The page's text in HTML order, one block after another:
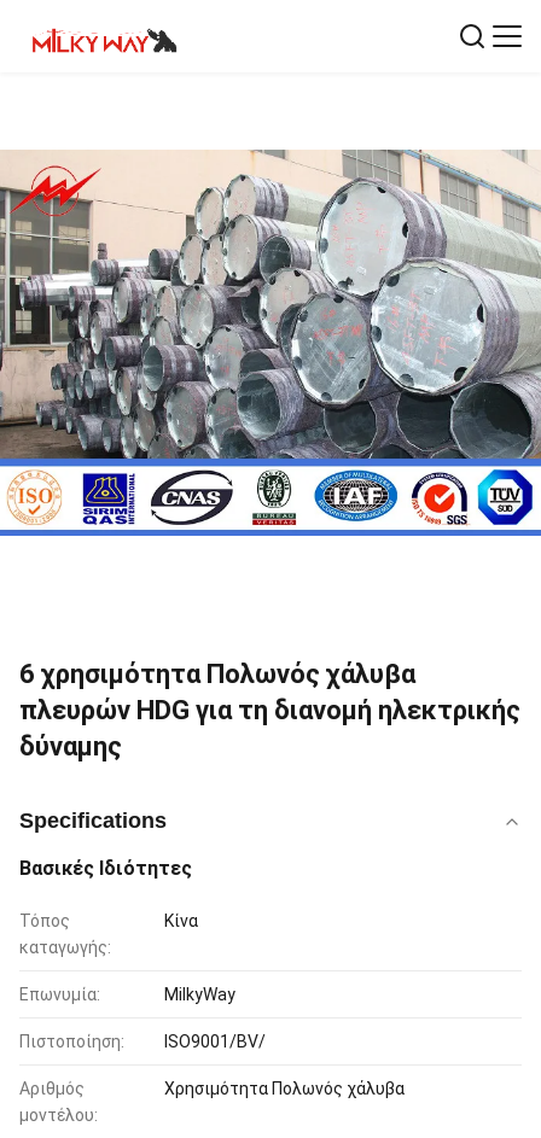
6 χρησιμότητα Πολωνός χάλυβα
πλευρών HDG για τη διανομή ηλεκτρικής
δύναμης
Specifications
Βασικές Ιδιότητες
Τόπος
καταγωγής:
Κίνα
Επωνυμία: MilkyWay
Πιστοποίηση: ISO9001/BV/
Αριθμός
μοντέλου:
Χρησιμότητα Πολωνός χάλυβα